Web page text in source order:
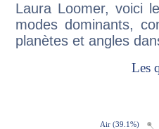
Laura Loomer, voici
modes dominants,
planètes et angles